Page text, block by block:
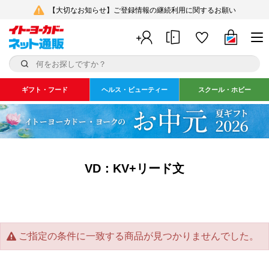
【大切なお知らせ】ご登録情報の継続利用に関するお願い
ギフト・フード ヘルス・ビューティー スクール・ホビー
VD：KV+リード文
ご指定の条件に一致する商品が見つかりませんでした。